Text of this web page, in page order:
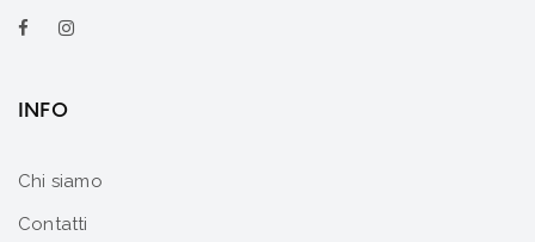
INFO
Chi siamo
Contatti